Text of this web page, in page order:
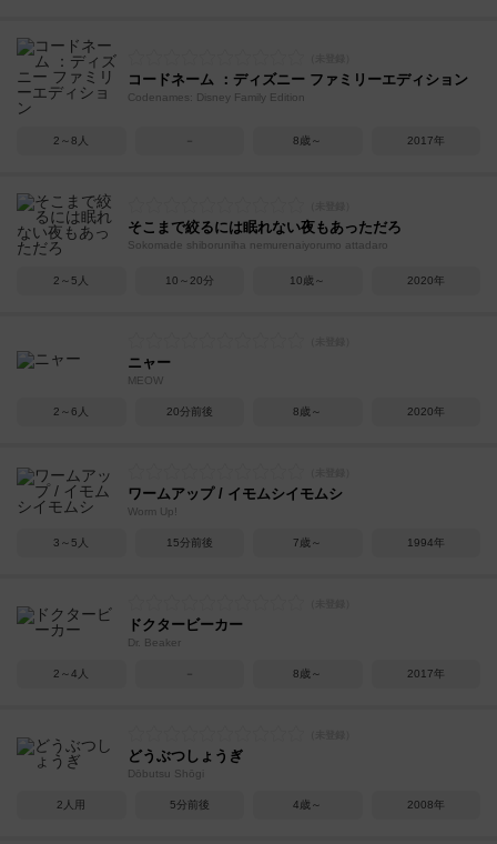
コードネーム ：ディズニー ファミリーエディション
Codenames: Disney Family Edition
2～8人 － 8歳～ 2017年
そこまで絞るには眠れない夜もあっただろ
Sokomade shiboruniha nemurenaiyorumo attadaro
2～5人 10～20分 10歳～ 2020年
ニャー
MEOW
2～6人 20分前後 8歳～ 2020年
ワームアップ / イモムシイモムシ
Worm Up!
3～5人 15分前後 7歳～ 1994年
ドクタービーカー
Dr. Beaker
2～4人 － 8歳～ 2017年
どうぶつしょうぎ
Dōbutsu Shōgi
2人用 5分前後 4歳～ 2008年